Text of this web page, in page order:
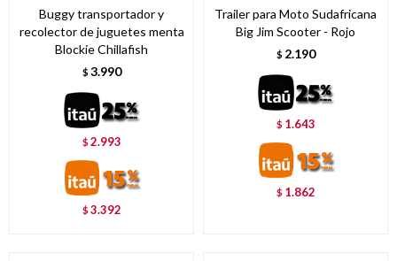
Buggy transportador y
recolector de juguetes menta
Blockie Chillafish
$ 3.990
$2.993
$3.392
Trailer para Moto Sudafricana
Big Jim Scooter - Rojo
$ 2.190
$ 1.643
$ 1.862